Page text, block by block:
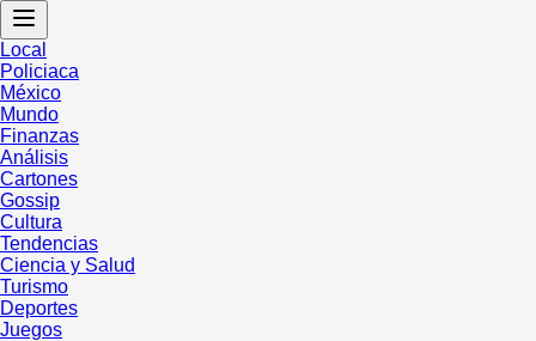
Local
Policiaca
México
Mundo
Finanzas
Análisis
Cartones
Gossip
Cultura
Tendencias
Ciencia y Salud
Turismo
Deportes
Juegos